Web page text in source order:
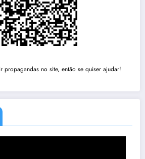
propagandas no site, então se quiser ajudar!